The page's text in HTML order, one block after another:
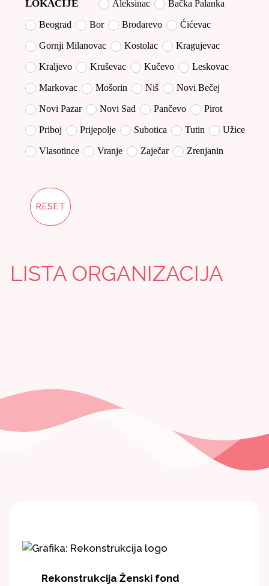
LOKACIJE Aleksinac Bačka Palanka
Beograd Bor Brodarevo Ćićevac
Gornji Milanovac Kostolac Kragujevac
Kraljevo Kruševac Kučevo Leskovac
Markovac Mošorin Niš Novi Bečej
Novi Pazar Novi Sad Pančevo Pirot
Priboj Prijepolje Subotica Tutin Užice
Vlasotince Vranje Zaječar Zrenjanin
RESET
LISTA ORGANIZACIJA
Rekonstrukcija Ženski fond